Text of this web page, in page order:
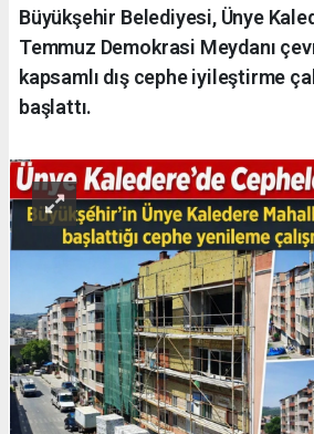
Büyükşehir Belediyesi, Ünye
Temmuz Demokrasi Meydanı
kapsamlı dış cephe iyileştirme
başlattı.